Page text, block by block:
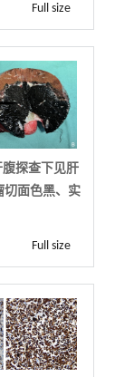
Full size
探查下见肝
切面色黑、实
Full size